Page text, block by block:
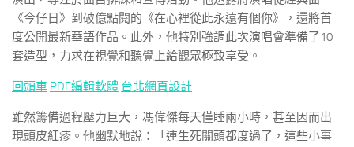
《今仔日》到破億點閱的《在心裡從此永遠有個你》，還將首
度公開最新華語作品。此外，他特別強調此次演唱會準備了10
套造型，力求在視覺和聽覺上給觀眾極致享受。
回頭車 PDF編輯軟體 台北網頁設計
雖然籌備過程壓力巨大，馮偉傑每天僅睡兩小時，甚至因而出
現頭皮紅疹。他幽默地說：「連生死關頭都度過了，這些小事